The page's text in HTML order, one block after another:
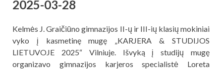
2025-03-28
Kelmės J. Graičiūno gimnazijos II-ų ir III-ių klasių mokiniai
vyko į kasmetinę mugę „KARJERA & STUDIJOS
LIETUVOJE 2025“ Vilniuje. Išvyką į studijų mugę
organizavo gimnazijos karjeros specialistė Loreta